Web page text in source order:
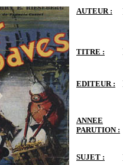
AUTEUR :
TITRE :
EDITEUR :
ANNEE
PARUTION :
SUJET :